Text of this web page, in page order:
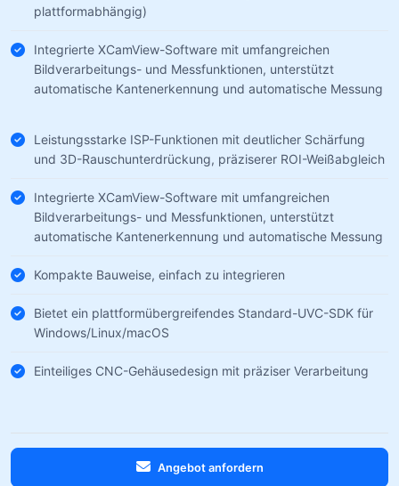
plattformabhängig)
Integrierte XCamView-Software mit umfangreichen
Bildverarbeitungs- und Messfunktionen, unterstützt
automatische Kantenerkennung und automatische Messung
Leistungsstarke ISP-Funktionen mit deutlicher Schärfung
und 3D-Rauschunterdrückung, präziserer ROI-Weißabgleich
Integrierte XCamView-Software mit umfangreichen
Bildverarbeitungs- und Messfunktionen, unterstützt
automatische Kantenerkennung und automatische Messung
Kompakte Bauweise, einfach zu integrieren
Bietet ein plattformübergreifendes Standard-UVC-SDK für
Windows/Linux/macOS
Einteiliges CNC-Gehäusedesign mit präziser Verarbeitung
Angebot anfordern